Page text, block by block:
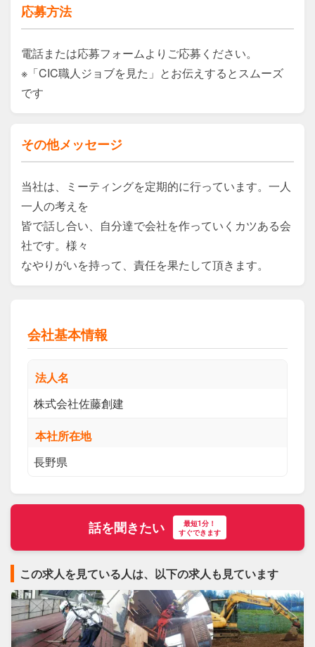
応募方法
電話または応募フォームよりご応募ください。
※「CIC職人ジョブを見た」とお伝えするとスムーズ
です
その他メッセージ
当社は、ミーティングを定期的に行っています。一人
一人の考えを
皆で話し合い、自分達で会社を作っていくカツある会
社です。様々
なやりがいを持って、責任を果たして頂きます。
会社基本情報
法人名
株式会社佐藤創建
本社所在地
長野県
話を聞きたい
最短1分！
すぐできます
この求人を見ている人は、以下の求人も見ています